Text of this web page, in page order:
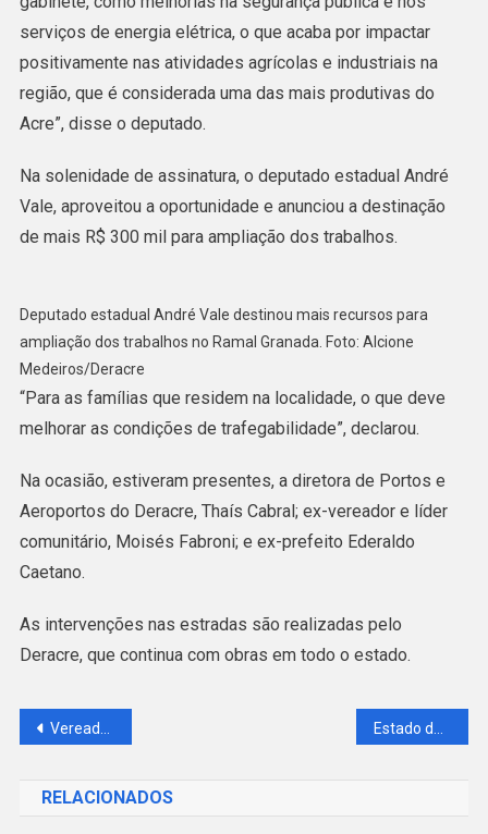
serviços de energia elétrica, o que acaba por impactar
positivamente nas atividades agrícolas e industriais na
região, que é considerada uma das mais produtivas do
Acre”, disse o deputado.
Na solenidade de assinatura, o deputado estadual André
Vale, aproveitou a oportunidade e anunciou a destinação
de mais R$ 300 mil para ampliação dos trabalhos.
Deputado estadual André Vale destinou mais recursos para
ampliação dos trabalhos no Ramal Granada. Foto: Alcione
Medeiros/Deracre
“Para as famílias que residem na localidade, o que deve
melhorar as condições de trafegabilidade”, declarou.
Na ocasião, estiveram presentes, a diretora de Portos e
Aeroportos do Deracre, Thaís Cabral; ex-vereador e líder
comunitário, Moisés Fabroni; e ex-prefeito Ederaldo
Caetano.
As intervenções nas estradas são realizadas pelo
Deracre, que continua com obras em todo o estado.
Navegação
Post
Vereador Rozeno Melo cobra a compra de aparelho de ultrassom para a saúde de Acrelândia
RELACIONADOS